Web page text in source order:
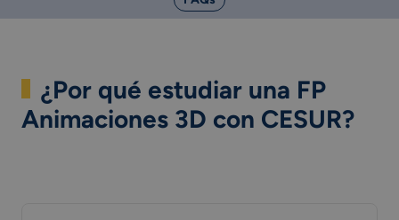
¿Por qué estudiar una FP
Animaciones 3D con CESUR?